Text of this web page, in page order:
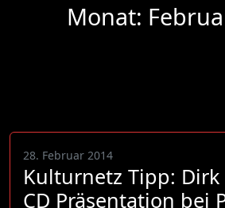
Monat:
28. Februar 2014
Kulturnetz Tipp:
CD Präsentation bei